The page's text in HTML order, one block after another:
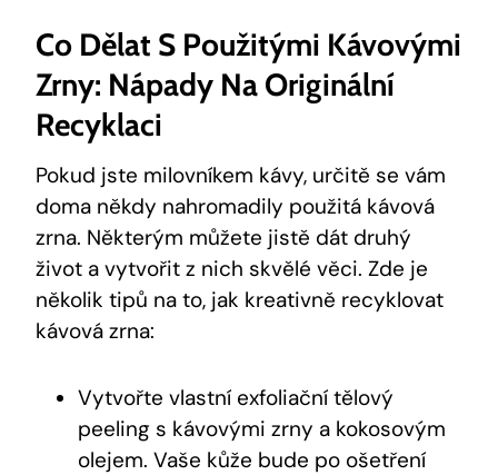
Co Dělat S Použitými Kávovými
Zrny: Nápady Na Originální
Recyklaci
Pokud jste milovníkem kávy, určitě se vám
doma někdy nahromadily použitá kávová
zrna. Některým můžete jistě dát druhý
život a vytvořit z nich skvělé věci. Zde je
několik tipů na to, jak kreativně recyklovat
kávová zrna:
Vytvořte vlastní exfoliační tělový
peeling s kávovými zrny a kokosovým
olejem. Vaše kůže bude po ošetření